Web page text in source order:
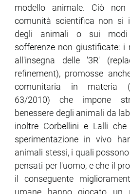
modello animale. Ciò
comunità scientifica non si
degli animali o sui
sofferenze non giustificate: i
all'insegna delle '3R'
refinement), promosse
comunitaria in materia
63/2010) che impone
benessere degli animali da
inoltre Corbellini e Lalli
sperimentazione in vivo
animali stessi, i quali
pensati per l'uomo, e che il
il conseguente
umane hanno giocato un